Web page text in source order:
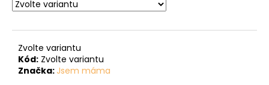
Zvolte variantu
Kód: Zvolte variantu
Značka: Jsem máma